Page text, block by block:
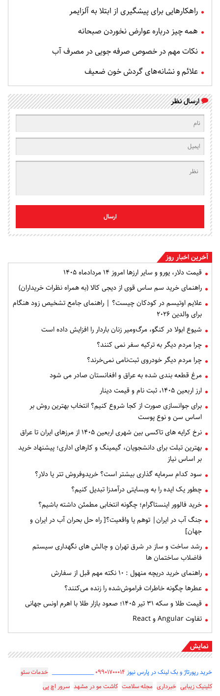
راهکارهایی برای پیشگیری از ابتلا به آلزایمر
همه چیز درباره عوارض نخوردن صبحانه
نکات مهم در خصوص صرفه جویی در مصرف آب
علائم و نشانه‌های گردش خون ضعیف
ارسال نظر
ارسال
آخرین اخبار روز
قیمت دلار، یورو و سایر ارزها امروز ۱۴ مردادماه ۱۴۰۵
راهنمای خرید سم ساس قوی از دیجی کالا (به همراه نظرات خریداران)
علایم اوتیسم در کودکان چیست؟ | راهنمای جامع تشخیص زود هنگام
برای والدین ۲۰۲۶
شیوع ابولا در کنگو، مرگ‌ومیر زنان باردار را افزایش داده است
چرا مردم دیگر به ترکیه سفر نمی کنند؟
چرا مردم دیگر خودروی ثبت‌نامی نمی‌خرند؟
مرغ قطعه‌ بندی شده به عراق و افغانستان صادر می شود
ارز اربعین ۱۴۰۵، ثبت‌ نام و قیمت دینار
برای جوانسازی صورت از کجا شروع کنیم؟ انتخاب بهترین روش بر
اساس سن و نوع پوست
نرخ کرایه های تاکسی بین شهری اربعین ۱۴۰۵ از مرزهای ایران تا عراق
بهترین تبلت برای دانشجویان، گیمینگ و کارهای اداری؛ پیشنهاد خرید
بر اساس نیاز
سود کدام سرمایه گذاری بیشتر است؟ خریدوفروش تتر یا دلار؟
چطور یک ایده را به وبسایتی درآمدزا تبدیل کنیم؟
خرید فالوور اینستاگرام؛ چگونه انتخابی مطمئن داشته باشیم؟
جنگ آب در ایران| توهم یا واقعیت؟[ راه حل بحران آب در ایران و
جهان]
رشد ساخت و ساز در شرق تهران و چالش های نگهداری سیستم
فاضلاب ساختمان ها
راهنمای خرید دریچه منهول : ۱۰ نکته مهم قبل از سفارش
عطرها چگونه خاطرات فراموش‌شده را زنده می‌کنند؟
قیمت طلا و سکه ۳۱ تیر ۱۴۰۵؛ صعود بازار طلا با اهرم اونس جهانی
تفاوت Angular و React
نمایش
خرید رپورتاژ و بک لینک در پارس نیوز ۰۹۹۰۱۷۰۰۰۱۴
خدمات سئو
کلینیک زیبایی خبرداری مجله سلامت کاشت مو در مشهد سرور اچ پی